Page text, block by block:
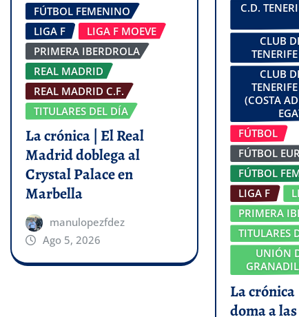
FÚTBOL FEMENINO
LIGA F
LIGA F MOEVE
PRIMERA IBERDROLA
REAL MADRID
REAL MADRID C.F.
TITULARES DEL DÍA
La crónica | El Real
Madrid doblega al
Crystal Palace en
Marbella
manulopezfdez
Ago 5, 2026
C.D.
CLUB
CLUB
(COSTA
FÚTBOL
FÚTBOL
FÚTBOL
LIGA F
PRIMERA
TITULARES
UNIÓN
La
doma a